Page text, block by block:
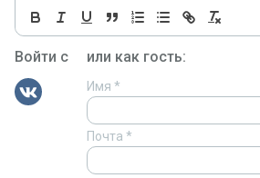
Войти с или как гость:
Имя *
Почта *